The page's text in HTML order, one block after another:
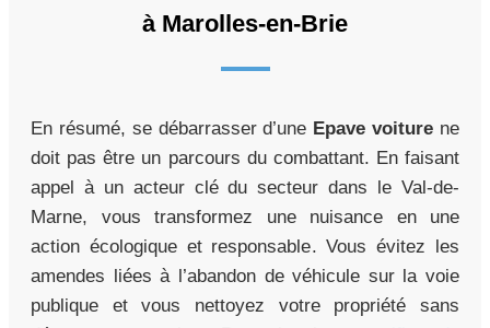
à Marolles-en-Brie
En résumé, se débarrasser d’une Epave voiture ne
doit pas être un parcours du combattant. En faisant
appel à un acteur clé du secteur dans le Val-de-
Marne, vous transformez une nuisance en une
action écologique et responsable. Vous évitez les
amendes liées à l’abandon de véhicule sur la voie
publique et vous nettoyez votre propriété sans